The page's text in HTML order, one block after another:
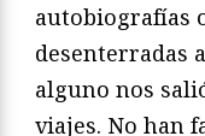
autobiografías
desenterradas
alguno nos
viajes. No han